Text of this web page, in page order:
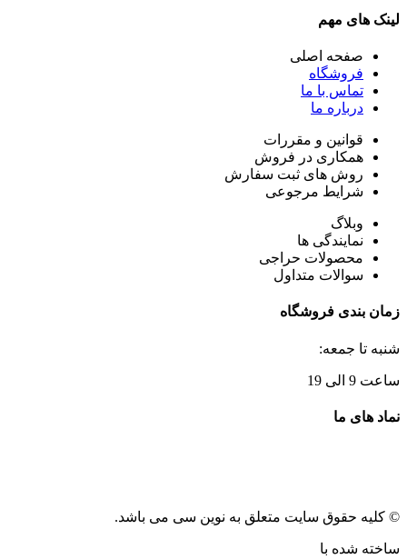
لینک های مهم
صفحه اصلی
فروشگاه
تماس با ما
درباره ما
قوانین و مقررات
همکاری در فروش
روش های ثبت سفارش
شرایط مرجوعی
وبلاگ
نمایندگی ها
محصولات حراجی
سوالات متداول
زمان بندی فروشگاه
شنبه تا جمعه:
ساعت 9 الی 19
نماد های ما
© کلیه حقوق سایت متعلق به نوین سی می باشد.
ساخته شده با